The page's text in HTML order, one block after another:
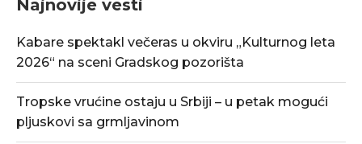
Najnovije vesti
Kabare spektakl večeras u okviru „Kulturnog leta
2026“ na sceni Gradskog pozorišta
Tropske vrućine ostaju u Srbiji – u petak mogući
pljuskovi sa grmljavinom